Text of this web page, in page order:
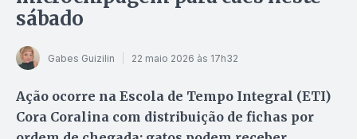
sábado
Gabes Guizilin 22 maio 2026 às 17h32
Ação ocorre na Escola de Tempo Integral (ETI)
Cora Coralina com distribuição de fichas por